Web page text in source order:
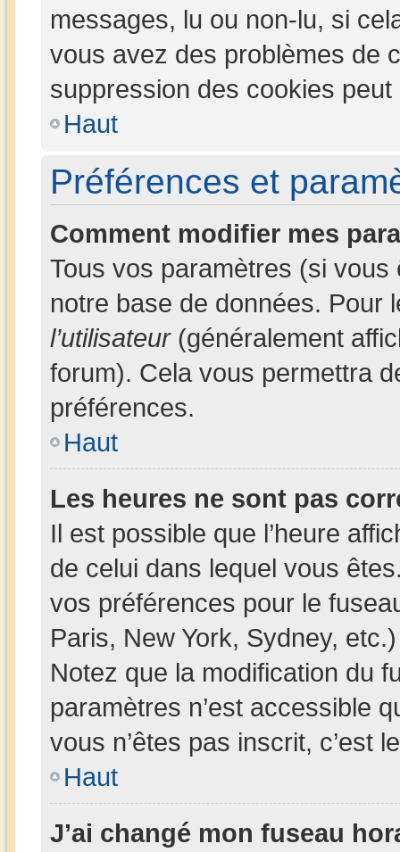
messages, lu ou non-lu, si
vous avez des problèmes de
suppression des cookies peut
Haut
Préférences et
Comment modifier mes
Tous vos paramètres (si
notre base de données. Pour
l’utilisateur(généralement
forum). Cela vous permettra
préférences.
Haut
Les heures ne sont pas
Il est possible que l’heure
de celui dans lequel vous
vos préférences pour le
Paris, New York, Sydney,
Notez que la modification du
paramètres n’est accessible
vous n’êtes pas inscrit, c’est
Haut
J’ai changé mon fuseau